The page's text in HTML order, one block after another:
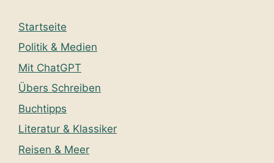
Startseite
Politik & Medien
Mit ChatGPT
Übers Schreiben
Buchtipps
Literatur & Klassiker
Reisen & Meer